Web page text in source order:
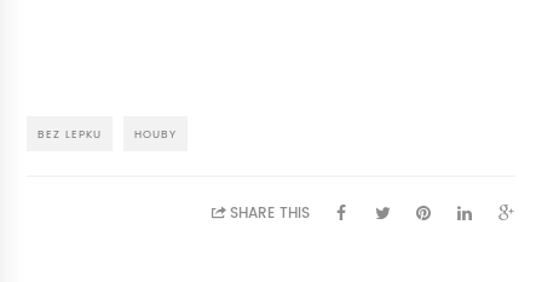
BEZ LEPKU HOUBY
SHARE THIS